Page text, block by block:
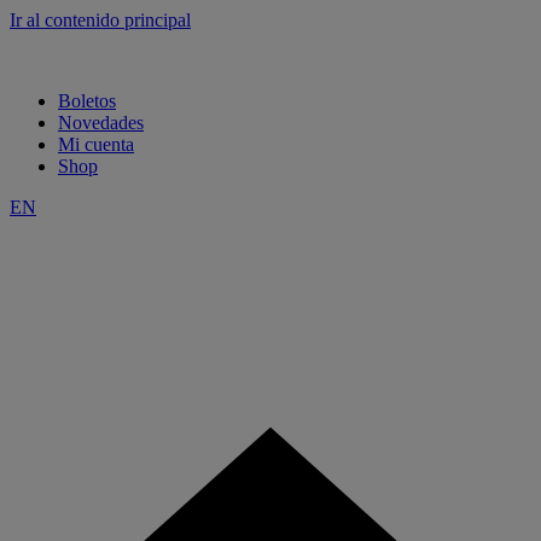
Ir al contenido principal
Boletos
Novedades
Mi cuenta
Shop
EN